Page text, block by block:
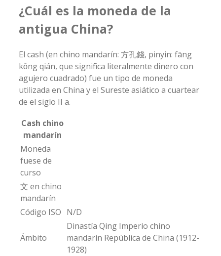
¿Cuál es la moneda de la
antigua China?
El cash (en chino mandarín: 方孔錢, pinyin: fāng
kǒng qián, que significa literalmente dinero con
agujero cuadrado) fue un tipo de moneda
utilizada en China y el Sureste asiático a cuartear
de el siglo II a.
Cash chino
mandarín
Moneda
fuese de
curso
文 en chino
mandarín
Código ISO N/D
Ámbito
Dinastía Qing Imperio chino
mandarín República de China (1912-
1928)